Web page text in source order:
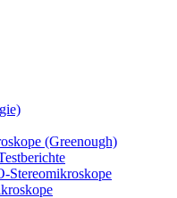
(Greenough)
Stereomikroskope